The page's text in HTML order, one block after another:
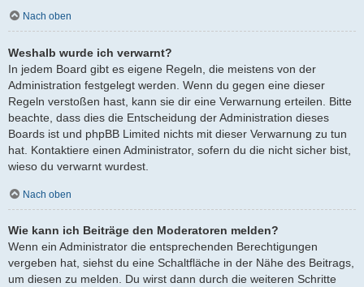
Nach oben
Weshalb wurde ich verwarnt?
In jedem Board gibt es eigene Regeln, die meistens von der
Administration festgelegt werden. Wenn du gegen eine dieser
Regeln verstoßen hast, kann sie dir eine Verwarnung erteilen. Bitte
beachte, dass dies die Entscheidung der Administration dieses
Boards ist und phpBB Limited nichts mit dieser Verwarnung zu tun
hat. Kontaktiere einen Administrator, sofern du die nicht sicher bist,
wieso du verwarnt wurdest.
Nach oben
Wie kann ich Beiträge den Moderatoren melden?
Wenn ein Administrator die entsprechenden Berechtigungen
vergeben hat, siehst du eine Schaltfläche in der Nähe des Beitrags,
um diesen zu melden. Du wirst dann durch die weiteren Schritte